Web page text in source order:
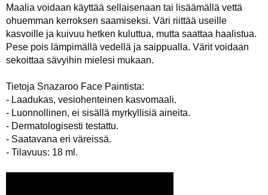
Maalia voidaan käyttää sellaisenaan tai lisäämällä vettä
ohuemman kerroksen saamiseksi. Väri riittää useille
kasvoille ja kuivuu hetken kuluttua, mutta saattaa haalistua.
Pese pois lämpimällä vedellä ja saippualla. Värit voidaan
sekoittaa sävyihin mielesi mukaan.
Tietoja Snazaroo Face Paintista:
- Laadukas, vesiohenteinen kasvomaali.
- Luonnollinen, ei sisällä myrkyllisiä aineita.
- Dermatologisesti testattu.
- Saatavana eri väreissä.
- Tilavuus: 18 ml.